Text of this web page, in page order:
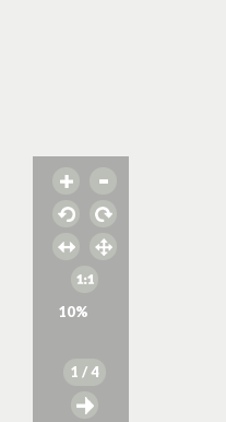
10%
1 / 4